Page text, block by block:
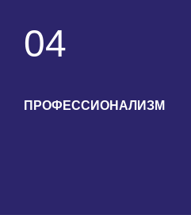
04
ПРОФЕССИОНАЛИЗМ